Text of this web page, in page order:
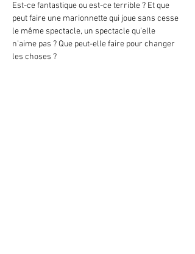
Est-ce fantastique ou est-ce terrible ? Et que
peut faire une marionnette qui joue sans cesse
le même spectacle, un spectacle qu’elle
n’aime pas ? Que peut-elle faire pour changer
les choses ?